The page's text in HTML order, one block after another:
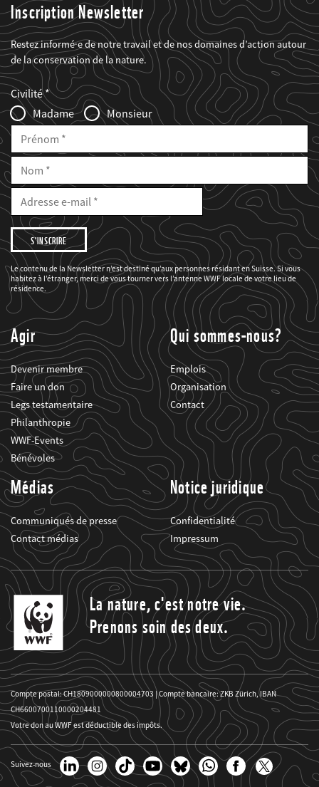
Inscription Newsletter
Restez informé·e de notre travail et de nos domaines d’action autour
de la conservation de la nature.
Web2Case
Infofelder
Fieldset
anrede_name
Civilité
Madame
Monsieur
Prénom
Nom
E-
Mail
Adresse
mail
Je
souhaite
être
informé(e)
des
projets
du
WWF.
Le contenu de la Newsletter n’est destiné qu’aux personnes résidant en Suisse. Si vous
habitez à l’étranger, merci de vous tourner vers l’antenne WWF locale de votre lieu de
résidence.
Agir
Devenir membre
Faire un don
Legs testamentaire
Philanthropie
WWF-Events
Bénévoles
Qui sommes-nous?
Emplois
Organisation
Contact
Médias
Communiqués de presse
Contact médias
Notice juridique
Confidentialité
Impressum
La nature, c'est notre vie.
Prenons soin des deux.
Compte postal: CH1809000000800004703 | Compte bancaire: ZKB Zürich, IBAN
CH6600700110000204481
Votre don au WWF est déductible des impôts.
Suivez-nous